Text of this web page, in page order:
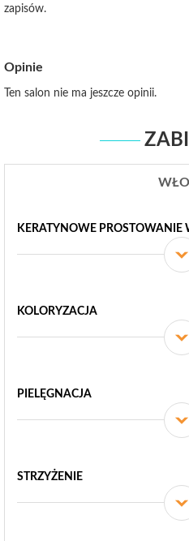
zapisów.
Opinie
Ten salon nie ma jeszcze opinii.
KERATYNOWE PROSTOWANIE
KOLORYZACJA
PIELĘGNACJA
STRZYŻENIE